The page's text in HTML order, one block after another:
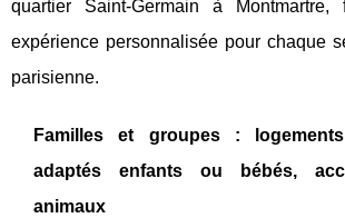
quartier Saint-Germain à Montmartre,
expérience personnalisée pour chaque
parisienne.
Familles et groupes :
adaptés enfants ou bébés,
animaux